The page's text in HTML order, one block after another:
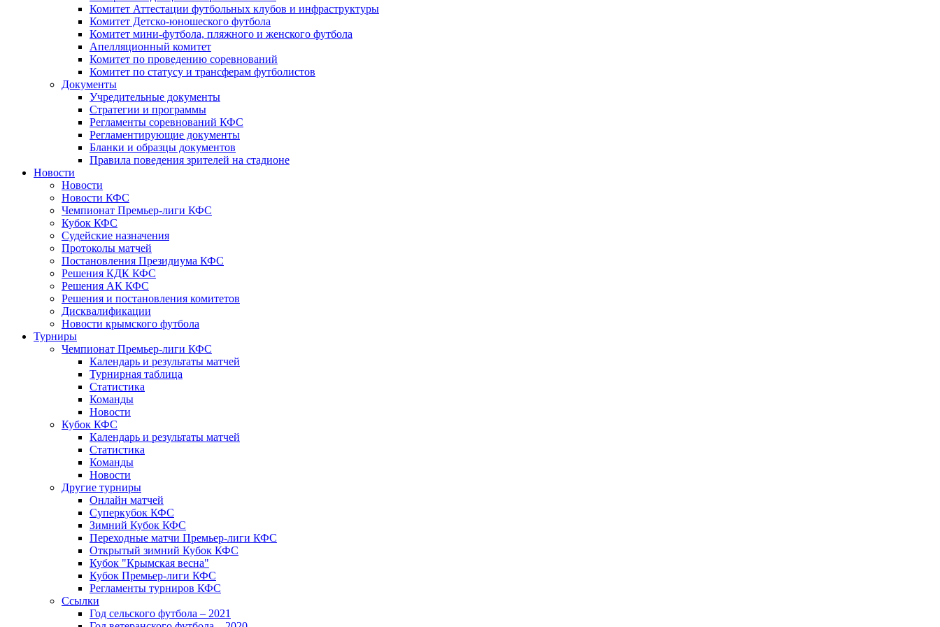
Комитет Аттестации футбольных клубов и инфраструктуры
Комитет Детско-юношеского футбола
Комитет мини-футбола, пляжного и женского футбола
Апелляционный комитет
Комитет по проведению соревнований
Комитет по статусу и трансферам футболистов
Документы
Учредительные документы
Стратегии и программы
Регламенты соревнований КФС
Регламентирующие документы
Бланки и образцы документов
Правила поведения зрителей на стадионе
Новости
Новости
Новости КФС
Чемпионат Премьер-лиги КФС
Кубок КФС
Судейские назначения
Протоколы матчей
Постановления Президиума КФС
Решения КДК КФС
Решения АК КФС
Решения и постановления комитетов
Дисквалификации
Новости крымского футбола
Турниры
Чемпионат Премьер-лиги КФС
Календарь и результаты матчей
Турнирная таблица
Статистика
Команды
Новости
Кубок КФС
Календарь и результаты матчей
Статистика
Команды
Новости
Другие турниры
Онлайн матчей
Суперкубок КФС
Зимний Кубок КФС
Переходные матчи Премьер-лиги КФС
Открытый зимний Кубок КФС
Кубок "Крымская весна"
Кубок Премьер-лиги КФС
Регламенты турниров КФС
Ссылки
Год сельского футбола – 2021